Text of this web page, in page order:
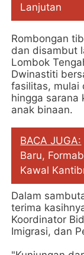
Lanjutan
Rombongan
dan disambut
Lombok
Dwinastiti
fasilitas, mulai
hingga sarana
anak binaan.
BACA JUGA:
Baru,
Kawal
Dalam
terima
Koordinator
Imigrasi, dan